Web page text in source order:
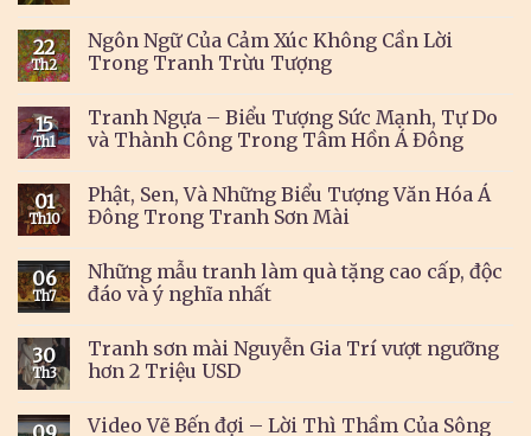
22
Th2
Ngôn Ngữ Của Cảm Xúc Không Cần Lời
Trong Tranh Trừu Tượng
15
Th1
Tranh Ngựa – Biểu Tượng Sức Mạnh, Tự Do
và Thành Công Trong Tâm Hồn Á Đông
01
Th10
Phật, Sen, Và Những Biểu Tượng Văn Hóa Á
Đông Trong Tranh Sơn Mài
06
Th7
Những mẫu tranh làm quà tặng cao cấp, độc
đáo và ý nghĩa nhất
30
Th3
Tranh sơn mài Nguyễn Gia Trí vượt ngưỡng
hơn 2 Triệu USD
Video Vẽ Bến đợi – Lời Thì Thầm Của Sông